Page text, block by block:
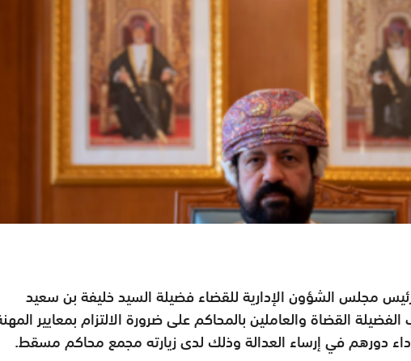
مجلس الشؤون الإدارية للقضاء فضيلة السيد خليفة بن سعيد
القضاة والعاملين بالمحاكم على ضرورة الالتزام بمعايير
دورهم في إرساء العدالة وذلك لدى زيارته مجمع محاكم مسقط.